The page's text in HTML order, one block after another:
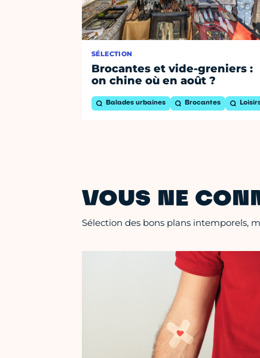
SÉLECTION
Brocantes et vide-greniers :
on chine où en août ?
Balades urbaines Brocantes
VOUS NE
Sélection des bons plans intemporels,